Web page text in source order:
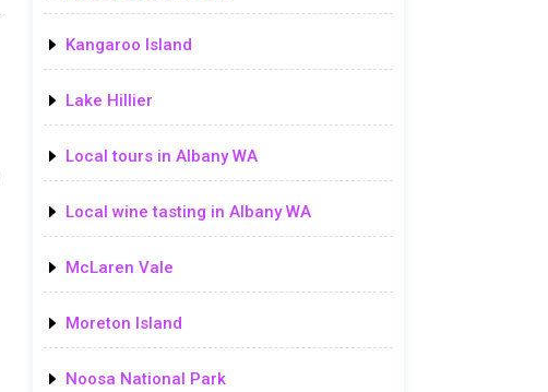
Kangaroo Island
Lake Hillier
Local tours in Albany WA
Local wine tasting in Albany WA
McLaren Vale
Moreton Island
Noosa National Park